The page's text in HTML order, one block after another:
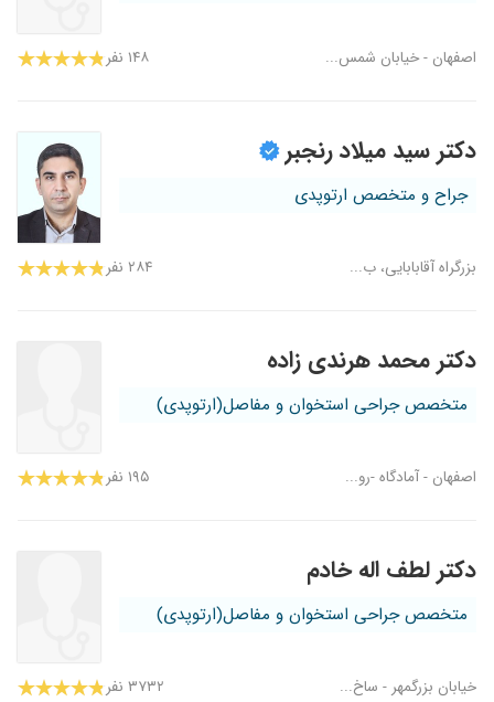
اصفهان - خیابان شمس... ۱۴۸ نفر
دکتر سید میلاد رنجبر
جراح و متخصص ارتوپدی
بزرگراه آقابابایی، ب... ۲۸۴ نفر
دکتر محمد هرندی زاده
متخصص جراحی استخوان و مفاصل(ارتوپدی)
اصفهان - آمادگاه -رو... ۱۹۵ نفر
دکتر لطف اله خادم
متخصص جراحی استخوان و مفاصل(ارتوپدی)
خیابان بزرگمهر - ساخ... ۳۷۳۲ نفر